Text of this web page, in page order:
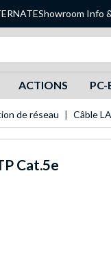
Showroom Info
ACTIONS PC-
de réseau Câble
Cat.5e